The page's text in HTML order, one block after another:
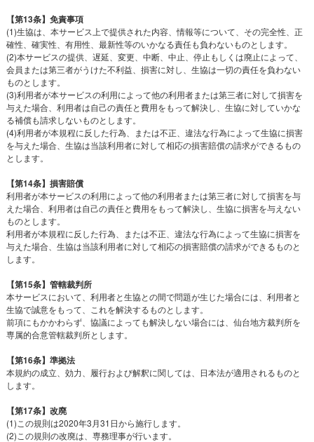
【第13条】免責事項
(1)生協は、本サービス上で提供された内容、情報等について、その完全性、正
確性、確実性、有用性、最新性等のいかなる責任も負わないものとします。
(2)本サービスの提供、遅延、変更、中断、中止、停止もしくは廃止によって、
会員または第三者がうけた不利益、損害に対し、生協は一切の責任を負わない
ものとします。
(3)利用者が本サービスの利用によって他の利用者または第三者に対して損害を
与えた場合、利用者は自己の責任と費用をもって解決し、生協に対していかな
る補償も請求しないものとします。
(4)利用者が本規程に反した行為、または不正、違法な行為によって生協に損害
を与えた場合、生協は当該利用者に対して相応の損害賠償の請求ができるもの
とします。
【第14条】損害賠償
利用者が本サービスの利用によって他の利用者または第三者に対して損害を与
えた場合、利用者は自己の責任と費用をもって解決し、生協に損害を与えない
ものとします。
利用者が本規程に反した行為、または不正、違法な行為によって生協に損害を
与えた場合、生協は当該利用者に対して相応の損害賠償の請求ができるものと
します。
【第15条】管轄裁判所
本サービスにおいて、利用者と生協との間で問題が生じた場合には、利用者と
生協で誠意をもって、これを解決するものとします。
前項にもかかわらず、協議によっても解決しない場合には、仙台地方裁判所を
専属的合意管轄裁判所とします。
【第16条】準拠法
本規約の成立、効力、履行および解釈に関しては、日本法が適用されるものと
します。
【第17条】改廃
(1)この規則は2020年3月31日から施行します。
(2)この規則の改廃は、専務理事が行います。